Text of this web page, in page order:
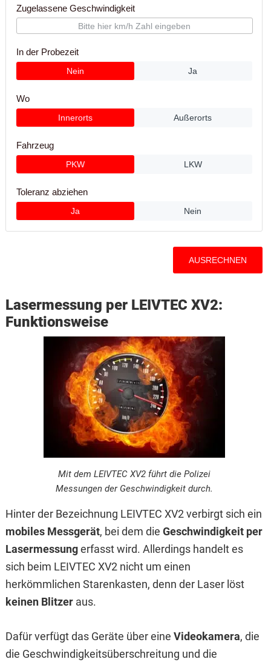
Lasermessung per LEIVTEC XV2:
Funktionsweise
Mit dem LEIVTEC XV2 führt die Polizei
Messungen der Geschwindigkeit durch.
Hinter der Bezeichnung LEIVTEC XV2 verbirgt sich ein
mobiles Messgerät, bei dem die Geschwindigkeit per
Lasermessungerfasst wird. Allerdings handelt es
sich beim LEIVTEC XV2 nicht um einen
herkömmlichen Starenkasten, denn der Laser löst
keinen Blitzeraus.
Dafür verfügt das Geräte über eine Videokamera, die
die Geschwindigkeitsüberschreitung und die